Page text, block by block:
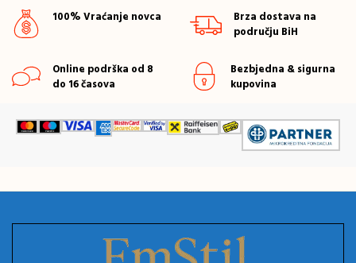
100% Vraćanje novca
Brza dostava na
području BiH
Online podrška od 8
do 16 časova
Bezbjedna & sigurna
kupovina